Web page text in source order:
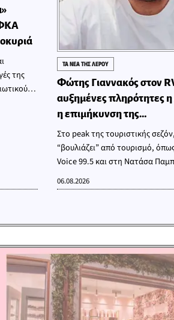
της
ΤΑ ΝΕΑ ΤΗΣ ΛΕΡΟΥ
Φώτης Γιαννακός στον
αυξημένες πληρότητες
η επιμήκυνση της…
Στο peak της τουριστικής
“βουλιάζει” από τουρισμό,
Voice 99.5 και στη Νατάσα
06.08.2026